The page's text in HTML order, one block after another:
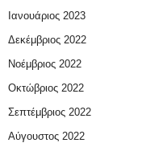
Ιανουάριος 2023
Δεκέμβριος 2022
Νοέμβριος 2022
Οκτώβριος 2022
Σεπτέμβριος 2022
Αύγουστος 2022